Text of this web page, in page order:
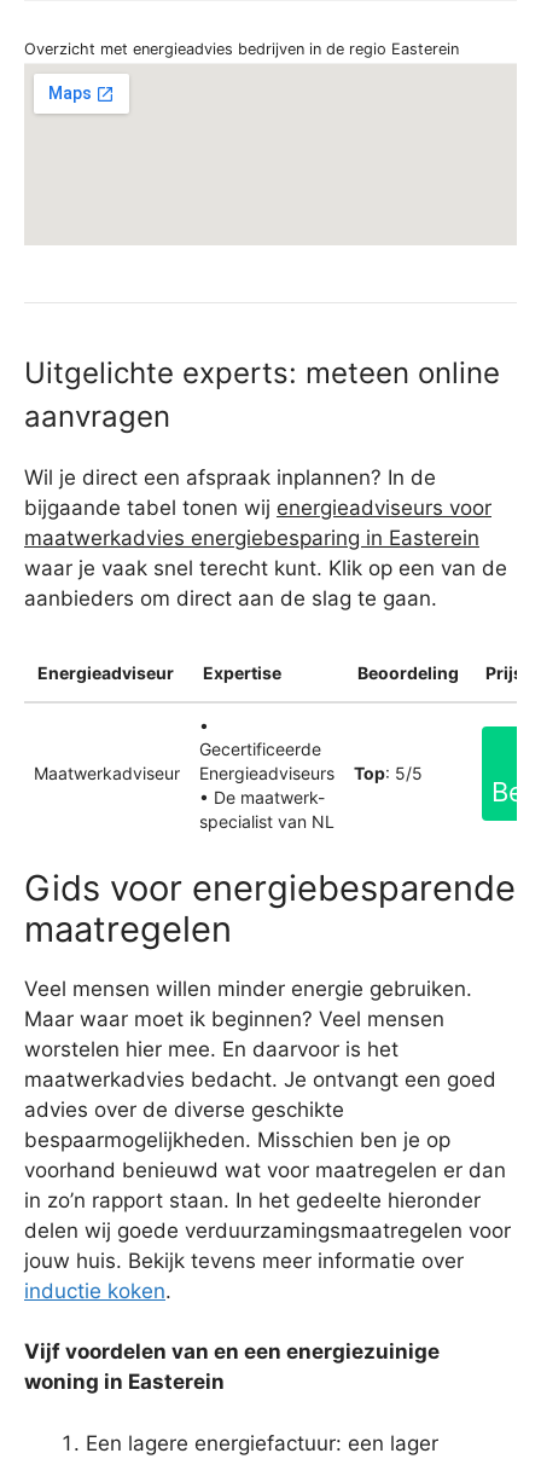
Overzicht met energieadvies bedrijven in de regio Easterein
Uitgelichte experts: meteen online
aanvragen
Wil je direct een afspraak inplannen? In de
bijgaande tabel tonen wij energieadviseurs voor
maatwerkadvies energiebesparing in Easterein
waar je vaak snel terecht kunt. Klik op een van de
aanbieders om direct aan de slag te gaan.
Energieadviseur Expertise Beoordeling
Maatwerkadviseur
•
Gecertificeerde
Energieadviseurs
• De maatwerk-
specialist van NL
Top: 5/5
Gids voor energiebesparende
maatregelen
Veel mensen willen minder energie gebruiken.
Maar waar moet ik beginnen? Veel mensen
worstelen hier mee. En daarvoor is het
maatwerkadvies bedacht. Je ontvangt een goed
advies over de diverse geschikte
bespaarmogelijkheden. Misschien ben je op
voorhand benieuwd wat voor maatregelen er dan
in zo’n rapport staan. In het gedeelte hieronder
delen wij goede verduurzamingsmaatregelen voor
jouw huis. Bekijk tevens meer informatie over
inductie koken.
Vijf voordelen van en een energiezuinige
woning in Easterein
Een lagere energiefactuur: een lager